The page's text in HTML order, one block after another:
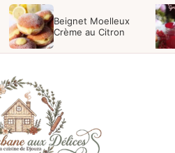
Beignet Moelleux
Crème au Citron